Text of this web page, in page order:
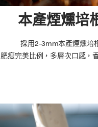
本產煙燻培
採用2-3mm本產煙燻培
肥瘦完美比例，多層次口感，